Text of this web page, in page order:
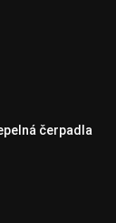
čerpadla